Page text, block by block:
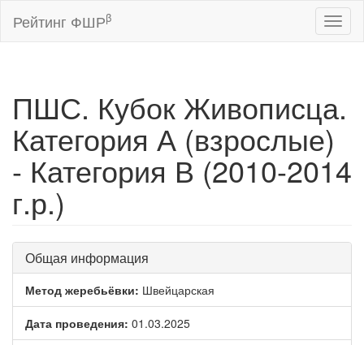
Рейтинг ФШРβ
ПШС. Кубок Живописца.
Категория А (взрослые)
- Категория В (2010-2014
г.р.)
Общая информация
Метод жеребьёвки: Швейцарская
Дата проведения: 01.03.2025